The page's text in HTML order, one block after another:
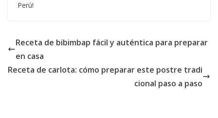
Perú!
Receta de bibimbap fácil y auténtica para preparar
en casa
Receta de carlota: cómo preparar este postre tradi
cional paso a paso